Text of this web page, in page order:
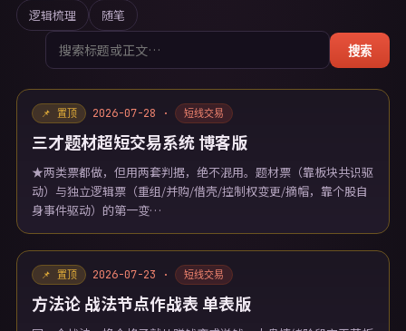
逻辑梳理
随笔
搜索
📌 置顶 2026-07-28 · 短线交易
三才题材超短交易系统 博客版
★两类票都做，但用两套判据，绝不混用。题材票（靠板块共识驱
动）与独立逻辑票（重组/并购/借壳/控制权变更/摘帽，靠个股自
身事件驱动）的第一变…
📌 置顶 2026-07-23 · 短线交易
方法论 战法节点作战表 单表版